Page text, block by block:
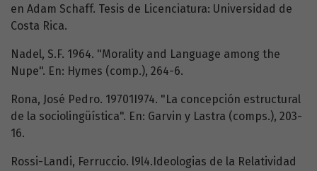
en Adam Schaff. Tesis de Licenciatura: Universidad de
Costa Rica.
Nadel, S.F. 1964. "Morality and Language among the
Nupe". En: Hymes (comp.), 264-6.
Rona, José Pedro. 19701I974. "La concepción estructural
de la sociolingüística". En: Garvin y Lastra (comps.), 203-
16.
Rossi-Landi, Ferruccio. l9l4.Ideologias de la Relatividad